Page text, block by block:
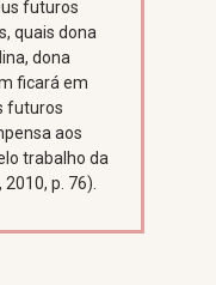
futuros
quais dona
dona
ficará em
futuros
aos
trabalho da
p. 76).